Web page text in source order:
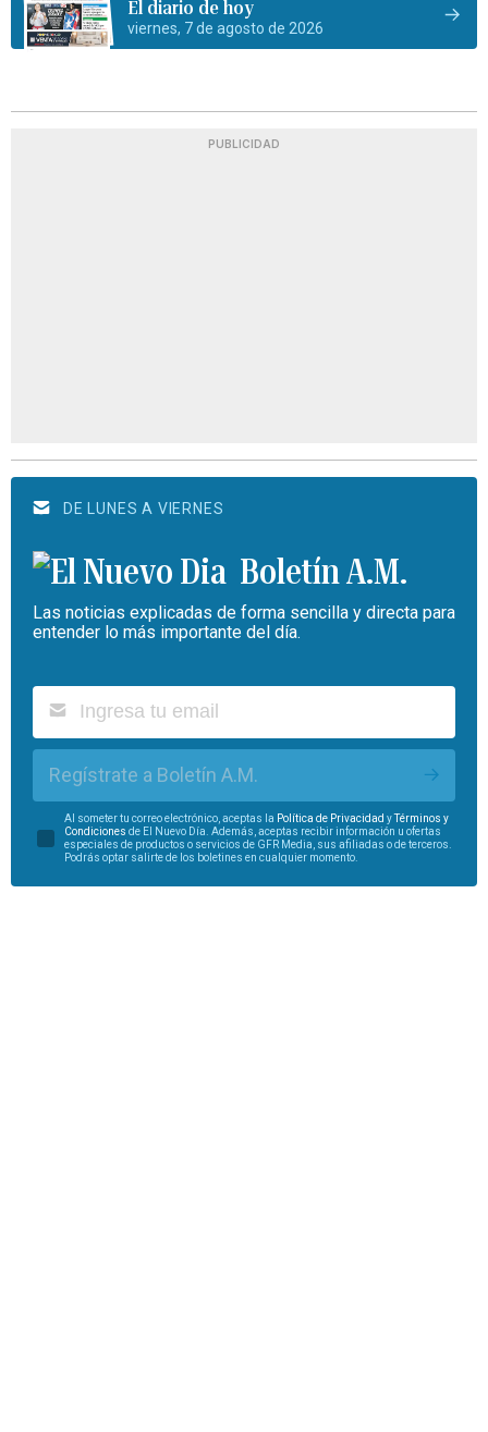
El diario de hoy
viernes, 7 de agosto de 2026
PUBLICIDAD
DE LUNES A VIERNES
Boletín A.M.
Las noticias explicadas de forma sencilla y directa para
entender lo más importante del día.
Regístrate a Boletín A.M.
Al someter tu correo electrónico, aceptas la Política de Privacidad yTérminos y
Condiciones de El Nuevo Día. Además, aceptas recibir información u ofertas
especiales de productos o servicios de GFR Media, sus afiliadas o de terceros.
Podrás optar salirte de los boletines en cualquier momento.